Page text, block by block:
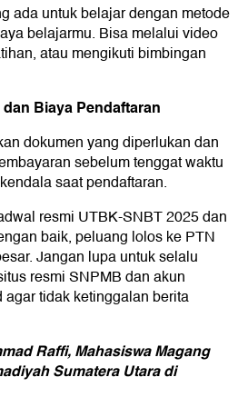
ada untuk belajar dengan metode
belajarmu. Bisa melalui video
atau mengikuti bimbingan
Biaya Pendaftaran
dokumen yang diperlukan dan
sebelum tenggat waktu
saat pendaftaran.
resmi UTBK-SNBT 2025 dan
baik, peluang lolos ke PTN
Jangan lupa untuk selalu
resmi SNPMB dan akun
agar tidak ketinggalan berita
Raffi, Mahasiswa Magang
Sumatera Utara di